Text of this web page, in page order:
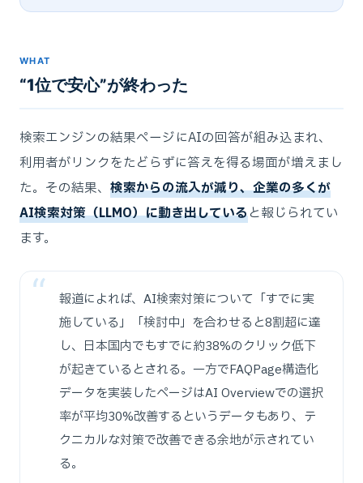
WHAT
“1位で安心”が終わった
検索エンジンの結果ページにAIの回答が組み込まれ、
利用者がリンクをたどらずに答えを得る場面が増えまし
た。その結果、 検索からの流入が減り、企業の多くが
AI検索対策（LLMO）に動き出していると報じられてい
ます。
報道によれば、AI検索対策について「すでに実
施している」「検討中」を合わせると8割超に達
し、日本国内でもすでに約38%のクリック低下
が起きているとされる。一方でFAQPage構造化
データを実装したページはAI Overviewでの選択
率が平均30%改善するというデータもあり、テ
クニカルな対策で改善できる余地が示されてい
る。